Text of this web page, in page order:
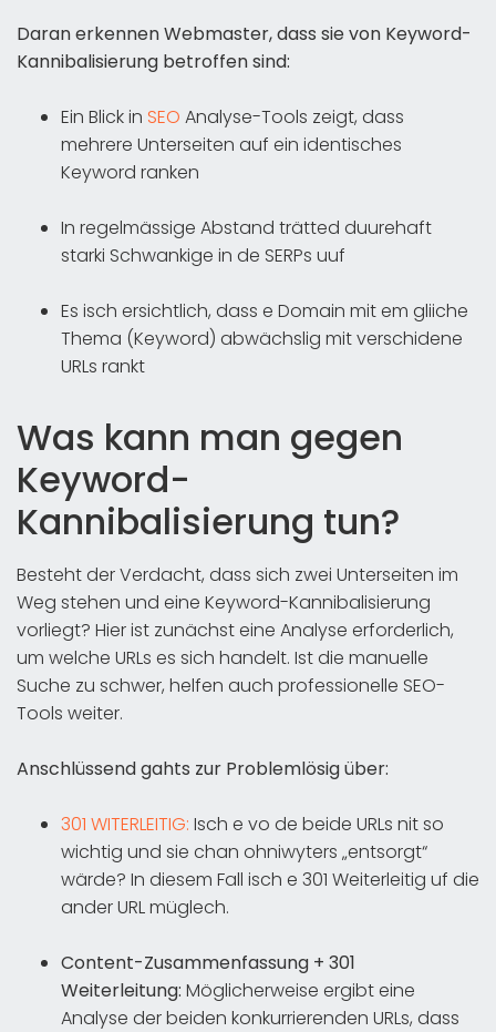
Daran erkennen Webmaster, dass sie von Keyword-
Kannibalisierung betroffen sind:
Ein Blick in SEO Analyse-Tools zeigt, dass
mehrere Unterseiten auf ein identisches
Keyword ranken
In regelmässige Abstand trätted duurehaft
starki Schwankige in de SERPs uuf
Es isch ersichtlich, dass e Domain mit em gliiche
Thema (Keyword) abwächslig mit verschidene
URLs rankt
Was kann man gegen
Keyword-
Kannibalisierung tun?
Besteht der Verdacht, dass sich zwei Unterseiten im
Weg stehen und eine Keyword-Kannibalisierung
vorliegt? Hier ist zunächst eine Analyse erforderlich,
um welche URLs es sich handelt. Ist die manuelle
Suche zu schwer, helfen auch professionelle SEO-
Tools weiter.
Anschlüssend gahts zur Problemlösig über:
301 WITERLEITIG: Isch e vo de beide URLs nit so
wichtig und sie chan ohniwyters „entsorgt“
wärde? In diesem Fall isch e 301 Weiterleitig uf die
ander URL müglech.
Content-Zusammenfassung + 301
Weiterleitung: Möglicherweise ergibt eine
Analyse der beiden konkurrierenden URLs, dass